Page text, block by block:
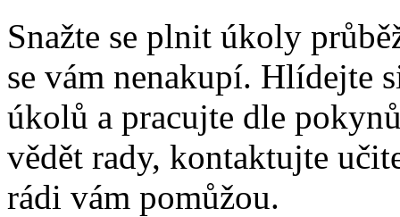
Snažte se plnit úkoly
se vám nenakupí. Hlídejte
úkolů a pracujte dle
vědět rady, kontaktujte
rádi vám pomůžou.